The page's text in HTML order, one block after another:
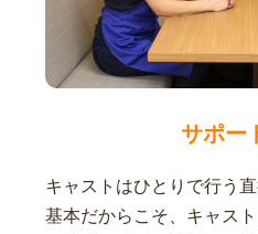
サポー
キャストはひとりで行う
基本だからこそ、キャス